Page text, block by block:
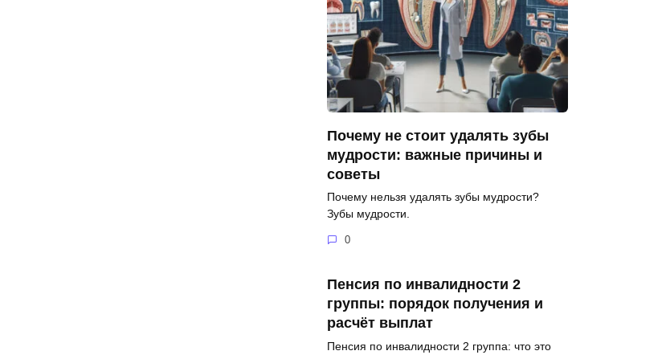
Почему не стоит удалять зубы
мудрости: важные причины и
советы
Почему нельзя удалять зубы мудрости?
Зубы мудрости.
0
Пенсия по инвалидности 2
группы: порядок получения и
расчёт выплат
Пенсия по инвалидности 2 группа: что это